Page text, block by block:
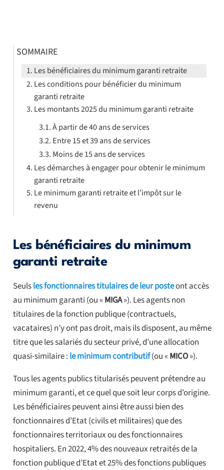
Les bénéficiaires du minimum
garanti retraite
Seulsles fonctionnaires titulaires de leur posteont accès
au minimum garanti (ou «MIGA»). Les agents non
titulaires de la fonction publique (contractuels,
vacataires) n’y ont pas droit, mais ils disposent, au même
titre que les salariés du secteur privé, d’une allocation
quasi-similaire : le minimum contributif(ou «MICO»).
Tous les agents publics titularisés peuvent prétendre au
minimum garanti, et ce quel que soit leur corps d’origine.
Les bénéficiaires peuvent ainsi être aussi bien des
fonctionnaires d’Etat (civils et militaires) que des
fonctionnaires territoriaux ou des fonctionnaires
hospitaliers. En 2022, 4% des nouveaux retraités de la
fonction publique d’Etat et 25% des fonctions publiques
SOMMAIRE
Les bénéficiaires du minimum garanti retraite
Les conditions pour bénéficier du minimum
garanti retraite
Les montants 2025 du minimum garanti retraite
À partir de 40 ans de services
Entre 15 et 39 ans de services
Moins de 15 ans de services
Les démarches à engager pour obtenir le minimum
garanti retraite
Le minimum garanti retraite et l’impôt sur le
revenu